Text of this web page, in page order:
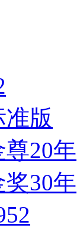
准版
20年
30年